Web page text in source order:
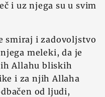
i uz njega su u svim
smiraj i zadovoljstvo
meleki, da je
Allahu bliskih
i za njih Allaha
od ljudi,